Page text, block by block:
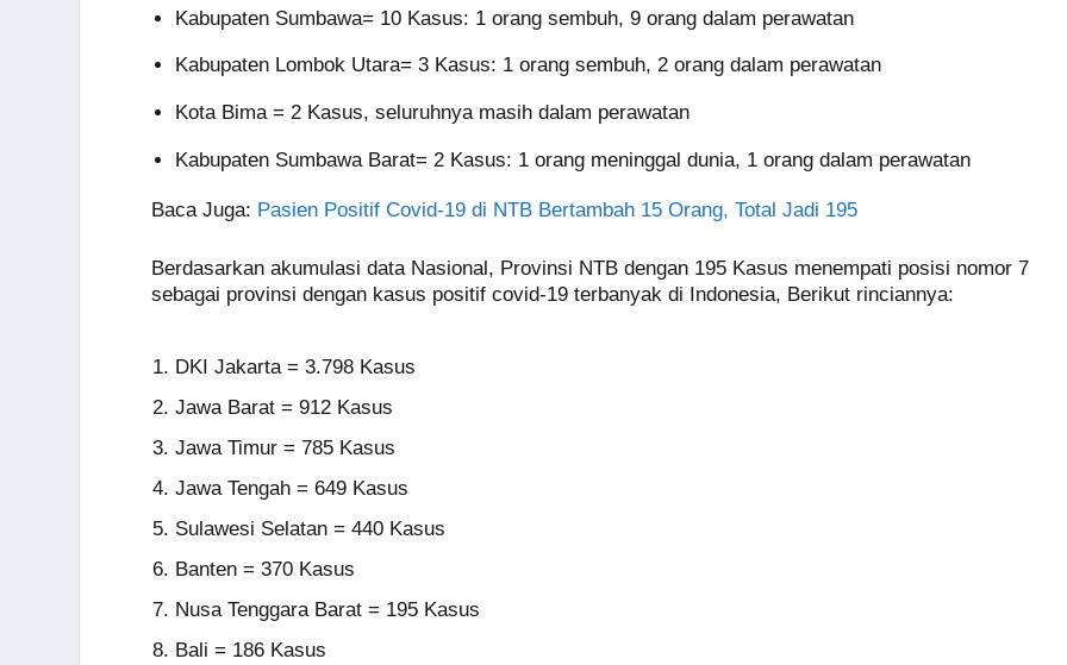
Kabupaten Sumbawa= 10 Kasus: 1 orang sembuh, 9 orang dalam perawatan
Kabupaten Lombok Utara= 3 Kasus: 1 orang sembuh, 2 orang dalam perawatan
Kota Bima = 2 Kasus, seluruhnya masih dalam perawatan
Kabupaten Sumbawa Barat= 2 Kasus: 1 orang meninggal dunia, 1 orang dalam perawatan
Baca Juga: Pasien Positif Covid-19 di NTB Bertambah 15 Orang, Total Jadi 195
Berdasarkan akumulasi data Nasional, Provinsi NTB dengan 195 Kasus menempati posisi nomor 7
sebagai provinsi dengan kasus positif covid-19 terbanyak di Indonesia, Berikut rinciannya:
DKI Jakarta = 3.798 Kasus
Jawa Barat = 912 Kasus
Jawa Timur = 785 Kasus
Jawa Tengah = 649 Kasus
Sulawesi Selatan = 440 Kasus
Banten = 370 Kasus
Nusa Tenggara Barat = 195 Kasus
Bali = 186 Kasus